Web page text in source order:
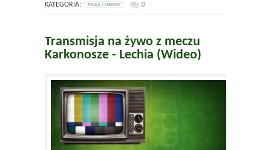
KATEGORIA: PILKA / NEWSY 0
Transmisja na żywo z meczu
Karkonosze - Lechia (Wideo)